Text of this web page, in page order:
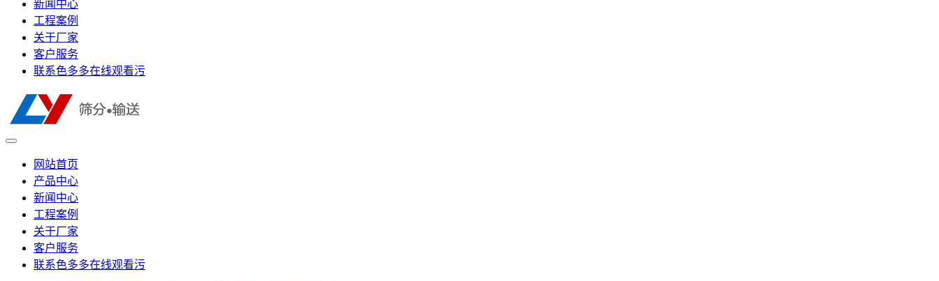
新闻中心
工程案例
关于厂家
客户服务
联系色多多在线观看污
网站首页
产品中心
新闻中心
工程案例
关于厂家
客户服务
联系色多多在线观看污